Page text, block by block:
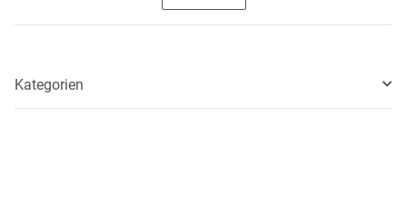
Kategorien